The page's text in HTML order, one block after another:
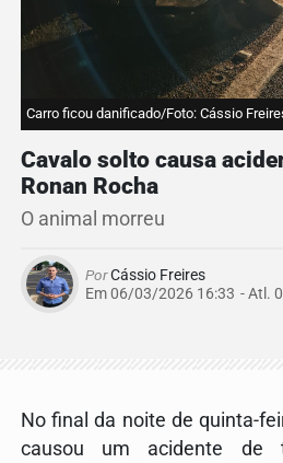
Carro ficou danificado/Foto: Cássio
Cavalo solto causa
Ronan Rocha
O animal morreu
PorCássio Freires
Em 06/03/2026 16:33 - Atl.
No final da noite de quinta-
causou um acidente de